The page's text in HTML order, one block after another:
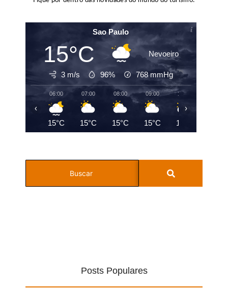
Sao Paulo
15°C Nevoeiro
3 m/s 96% 768mmHg
06:00
15°C
07:00
15°C
08:00
15°C
09:00
15°C
10:00
16°C
‹ ›
Posts Populares